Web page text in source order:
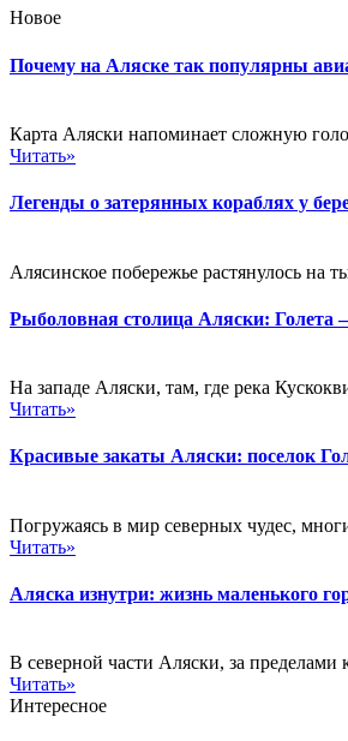
Новое
Почему на Аляске так популярны
Карта Аляски напоминает сложную
Читать»
Легенды о затерянных кораблях у
Алясинское побережье растянулось на
Рыболовная столица Аляски: Голета
На западе Аляски, там, где река
Читать»
Красивые закаты Аляски: поселок
Погружаясь в мир северных чудес,
Читать»
Аляска изнутри: жизнь маленького
В северной части Аляски, за пределами
Читать»
Интересное